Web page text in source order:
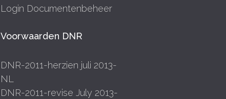
Login Documentenbeheer
Voorwaarden DNR
DNR-2011-herzien juli 2013-
NL
DNR-2011-revise July 2013-